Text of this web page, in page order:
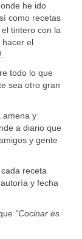
he ido
como recetas
tintero con la
hacer el
todo lo que
sea otro gran
amena y
a diario que
y gente
receta
y fecha
“Cocinar es